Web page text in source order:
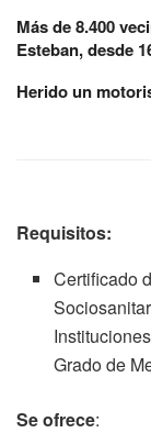
Más de 8.400
Esteban, desde
Herido un
Requisitos:
Certificado
Grado de
Se ofrece: